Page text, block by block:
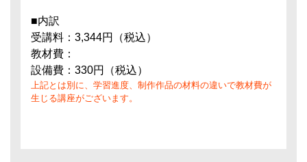
■内訳
受講料：3,344円（税込）
教材費：
設備費：330円（税込）
上記とは別に、学習進度、制作作品の材料の違いで教材費が
生じる講座がございます。